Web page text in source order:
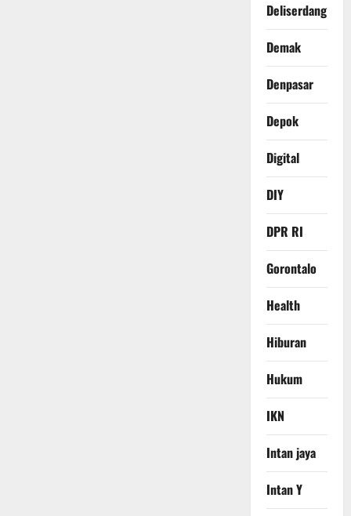
Deliserdang
Demak
Denpasar
Depok
Digital
DIY
DPR RI
Gorontalo
Health
Hiburan
Hukum
IKN
Intan jaya
Intan Y